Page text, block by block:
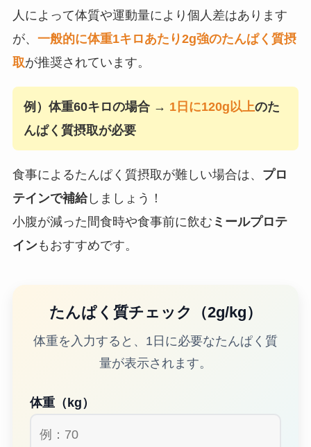
人によって体質や運動量により個人差はあります
が、 一般的に体重1キロあたり2g強のたんぱく質摂
取が推奨されています。
例）体重60キロの場合 → 1日に120g以上のた
んぱく質摂取が必要
食事によるたんぱく質摂取が難しい場合は、 プロ
テインで補給しましょう！
小腹が減った間食時や食事前に飲む ミールプロテ
インもおすすめです。
たんぱく質チェック（2g/kg）
体重を入力すると、1日に必要なたんぱく質
量が表示されます。
体重（kg）